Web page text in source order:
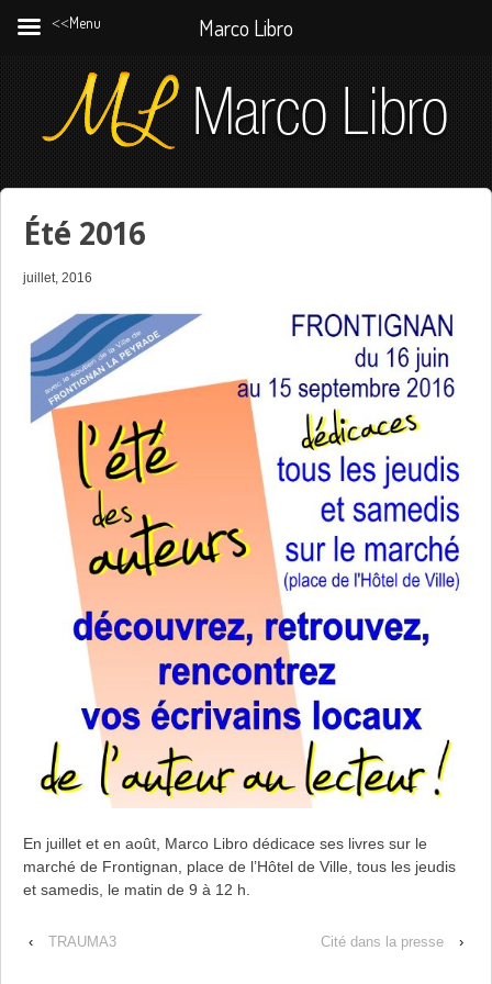
Été 2016
juillet, 2016
En juillet et en août, Marco Libro dédicace ses livres sur le
marché de Frontignan, place de l’Hôtel de Ville, tous les jeudis
et samedis, le matin de 9 à 12 h.
‹ TRAUMA3 Cité dans la presse ›
˂˂Menu Marco Libro